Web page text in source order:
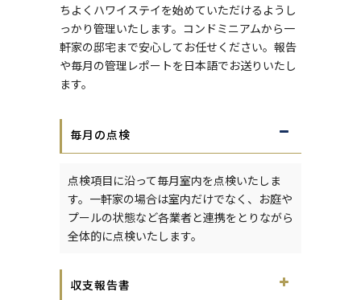
ちよくハワイステイを始めていただけるようし
っかり管理いたします。コンドミニアムから一
軒家の邸宅まで安心してお任せください。報告
や毎月の管理レポートを日本語でお送りいたし
ます。
毎月の点検
点検項目に沿って毎月室内を点検いたしま
す。一軒家の場合は室内だけでなく、お庭や
プールの状態など各業者と連携をとりながら
全体的に点検いたします。
収支報告書